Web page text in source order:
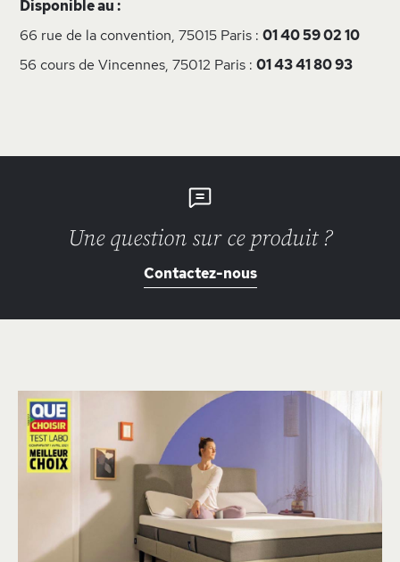
Disponible au :
66 rue de la convention, 75015 Paris : 01 40 59 02 10
56 cours de Vincennes, 75012 Paris : 01 43 41 80 93
Une question sur ce produit ?
Contactez-nous